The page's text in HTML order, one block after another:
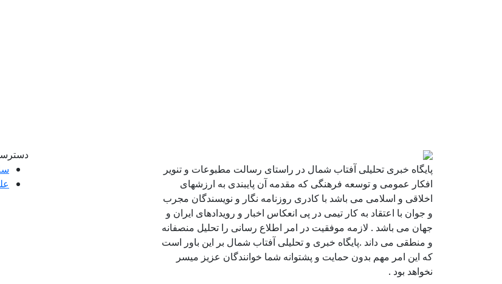
پایگاه خبری تحلیلی آفتاب شمال در راستای رسالت مطبوعات و تنویر
افکار عمومی و توسعه فرهنگی که مقدمه آن پایبندی به ارزشهای
اخلاقی و اسلامی می باشد با کادری روزنامه نگار و نویسندگان مجرب
و جوان با اعتقاد به کار تیمی در پی انعکاس اخبار و رویدادهای ایران و
جهان می باشد . لازمه موفقیت در امر اطلاع رسانی را تحلیل منصفانه
و منطقی می داند .پایگاه خبری و تحلیلی آفتاب شمال بر این باور است
که این امر مهم بدون حمایت و پشتوانه شما خوانندگان عزیز میسر
نخواهد بود .